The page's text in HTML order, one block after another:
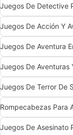
Juegos De Detective
Juegos De Aventura
Rompecabezas Para
Juegos De Asesinato